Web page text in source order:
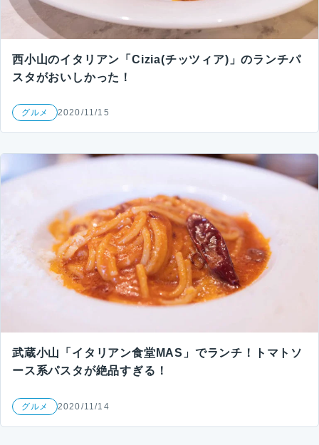
西小山のイタリアン「Cizia(チッツィア)」のランチパ
スタがおいしかった！
グルメ 2020/11/15
武蔵小山「イタリアン食堂MAS」でランチ！トマトソ
ース系パスタが絶品すぎる！
グルメ 2020/11/14